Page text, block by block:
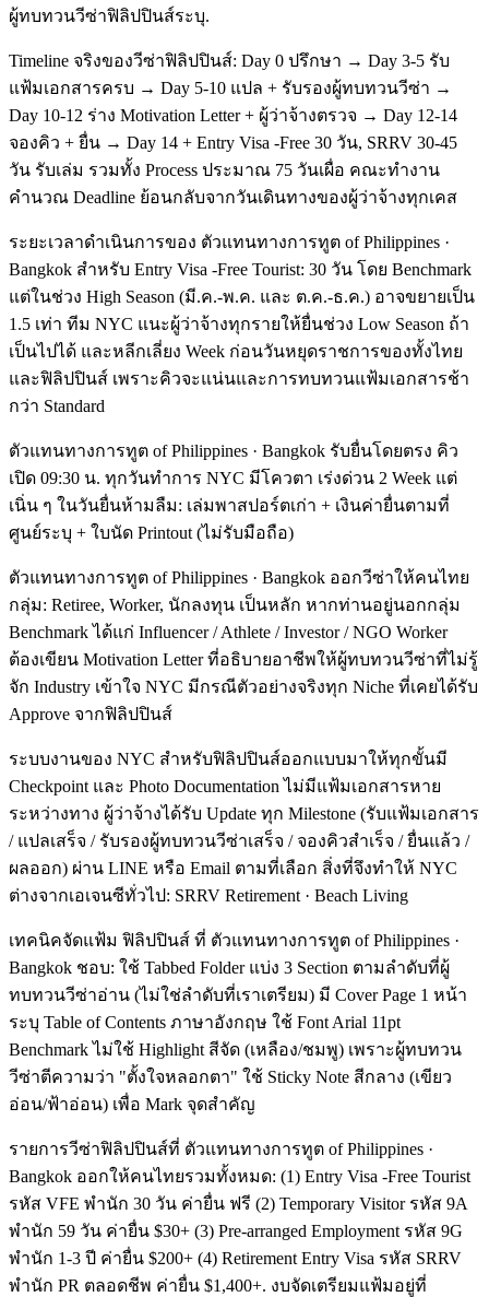
ผู้ทบทวนวีซ่าฟิลิปปินส์ระบุ.
Timeline จริงของวีซ่าฟิลิปปินส์: Day 0 ปรึกษา → Day 3-5 รับ
แฟ้มเอกสารครบ → Day 5-10 แปล + รับรองผู้ทบทวนวีซ่า →
Day 10-12 ร่าง Motivation Letter + ผู้ว่าจ้างตรวจ → Day 12-14
จองคิว + ยื่น → Day 14 + Entry Visa -Free 30 วัน, SRRV 30-45
วัน รับเล่ม รวมทั้ง Process ประมาณ 75 วันเผื่อ คณะทำงาน
คำนวณ Deadline ย้อนกลับจากวันเดินทางของผู้ว่าจ้างทุกเคส
ระยะเวลาดำเนินการของ ตัวแทนทางการทูต of Philippines ·
Bangkok สำหรับ Entry Visa -Free Tourist: 30 วัน โดย Benchmark
แต่ในช่วง High Season (มี.ค.-พ.ค. และ ต.ค.-ธ.ค.) อาจขยายเป็น
1.5 เท่า ทีม NYC แนะผู้ว่าจ้างทุกรายให้ยื่นช่วง Low Season ถ้า
เป็นไปได้ และหลีกเลี่ยง Week ก่อนวันหยุดราชการของทั้งไทย
และฟิลิปปินส์ เพราะคิวจะแน่นและการทบทวนแฟ้มเอกสารช้า
กว่า Standard
ตัวแทนทางการทูต of Philippines · Bangkok รับยื่นโดยตรง คิว
เปิด 09:30 น. ทุกวันทำการ NYC มีโควตา เร่งด่วน 2 Week แต่
เนิ่น ๆ ในวันยื่นห้ามลืม: เล่มพาสปอร์ตเก่า + เงินค่ายื่นตามที่
ศูนย์ระบุ + ใบนัด Printout (ไม่รับมือถือ)
ตัวแทนทางการทูต of Philippines · Bangkok ออกวีซ่าให้คนไทย
กลุ่ม: Retiree, Worker, นักลงทุน เป็นหลัก หากท่านอยู่นอกกลุ่ม
Benchmark ได้แก่ Influencer / Athlete / Investor / NGO Worker
ต้องเขียน Motivation Letter ที่อธิบายอาชีพให้ผู้ทบทวนวีซ่าที่ไม่รู้
จัก Industry เข้าใจ NYC มีกรณีตัวอย่างจริงทุก Niche ที่เคยได้รับ
Approve จากฟิลิปปินส์
ระบบงานของ NYC สำหรับฟิลิปปินส์ออกแบบมาให้ทุกขั้นมี
Checkpoint และ Photo Documentation ไม่มีแฟ้มเอกสารหาย
ระหว่างทาง ผู้ว่าจ้างได้รับ Update ทุก Milestone (รับแฟ้มเอกสาร
/ แปลเสร็จ / รับรองผู้ทบทวนวีซ่าเสร็จ / จองคิวสำเร็จ / ยื่นแล้ว /
ผลออก) ผ่าน LINE หรือ Email ตามที่เลือก สิ่งที่จึงทำให้ NYC
ต่างจากเอเจนซีทั่วไป: SRRV Retirement · Beach Living
เทคนิคจัดแฟ้ม ฟิลิปปินส์ ที่ ตัวแทนทางการทูต of Philippines ·
Bangkok ชอบ: ใช้ Tabbed Folder แบ่ง 3 Section ตามลำดับที่ผู้
ทบทวนวีซ่าอ่าน (ไม่ใช่ลำดับที่เราเตรียม) มี Cover Page 1 หน้า
ระบุ Table of Contents ภาษาอังกฤษ ใช้ Font Arial 11pt
Benchmark ไม่ใช้ Highlight สีจัด (เหลือง/ชมพู) เพราะผู้ทบทวน
วีซ่าตีความว่า "ตั้งใจหลอกตา" ใช้ Sticky Note สีกลาง (เขียว
อ่อน/ฟ้าอ่อน) เพื่อ Mark จุดสำคัญ
รายการวีซ่าฟิลิปปินส์ที่ ตัวแทนทางการทูต of Philippines ·
Bangkok ออกให้คนไทยรวมทั้งหมด: (1) Entry Visa -Free Tourist
รหัส VFE พำนัก 30 วัน ค่ายื่น ฟรี (2) Temporary Visitor รหัส 9A
พำนัก 59 วัน ค่ายื่น $30+ (3) Pre-arranged Employment รหัส 9G
พำนัก 1-3 ปี ค่ายื่น $200+ (4) Retirement Entry Visa รหัส SRRV
พำนัก PR ตลอดชีพ ค่ายื่น $1,400+. งบจัดเตรียมแฟ้มอยู่ที่